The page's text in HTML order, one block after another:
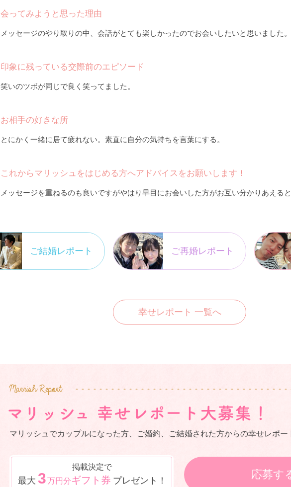
会ってみようと思った理由
メッセージのやり取りの中、会話がとても楽しかったのでお会いしたいと思いました。
印象に残っている交際前のエピソード
笑いのツボが同じで良く笑ってました。
お相手の好きな所
とにかく一緒に居て疲れない。素直に自分の気持ちを言葉にする。
これからマリッシュをはじめる方へアドバイスをお願いします！
メッセージを重ねるのも良いですがやはり早目にお会いした方がお互い分かりあえると
ご結婚レポート ご再婚レポート
幸せレポート 一覧へ
マリッシュでカップルになった方、ご婚約、ご結婚された方からの幸せレポー
掲載決定で
最大 3万円分ギフト券 プレゼント！ 応募す